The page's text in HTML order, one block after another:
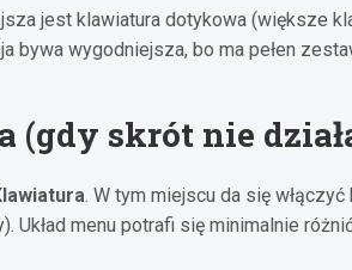
jest klawiatura dotykowa (większe
bywa wygodniejsza, bo ma pełen
(gdy skrót nie
. W tym miejscu da się
Układ menu potrafi się minimalnie